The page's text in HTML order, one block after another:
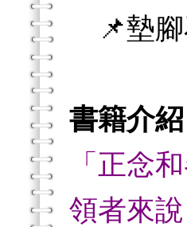
📌墊腳
書籍介紹
「正念
領者來